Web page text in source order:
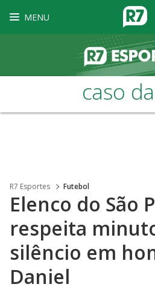
MENU
caso
R7 Esportes Futebol
Elenco do São
respeita
silêncio em
Daniel